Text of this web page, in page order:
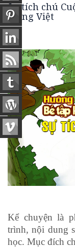
Sự tích chú
Tiếng Việt
Kể chuyện là
trình, nội dung
học. Mục đích